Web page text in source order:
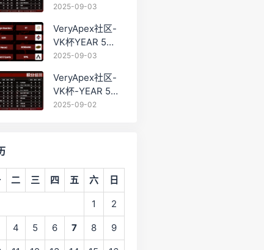
PRO训练赛
名积分：
2025-09-03
VeryApex社区-
VK杯YEAR 5
PRO训练赛
如图:
2025-09-03
VeryApex社区-
VK杯-YEAR 5
PRO训练赛
2025-09-02
二 三 四 五 六 日
1 2
4 5 6 7 8 9